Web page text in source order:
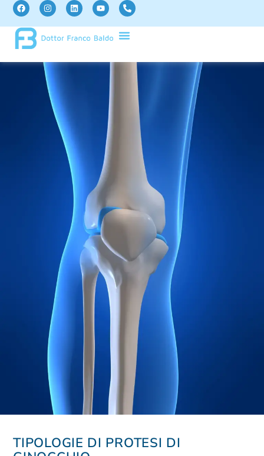
TIPOLOGIE DI PROTESI DI